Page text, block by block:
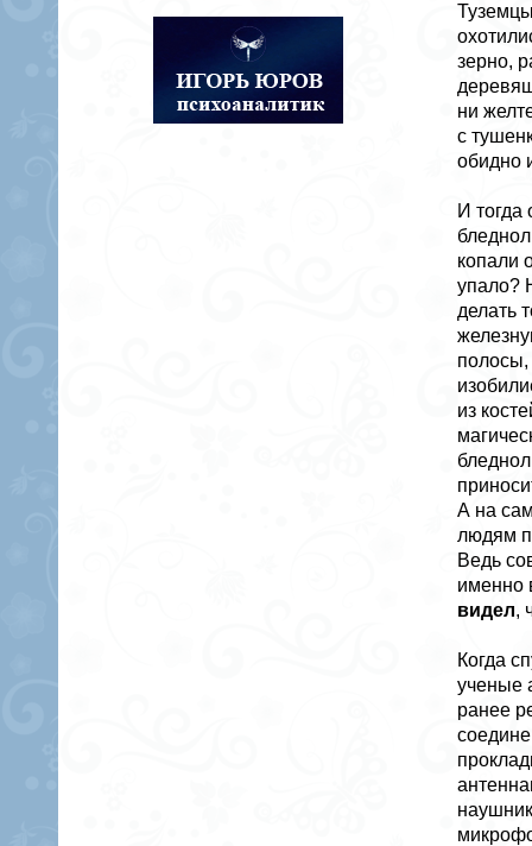
зерно,
ни
с
обидно
И тогда
копали
упало?
делать
полосы,
из
А на
людям
Ведь
именно
видел,
Когда
ученые
ранее